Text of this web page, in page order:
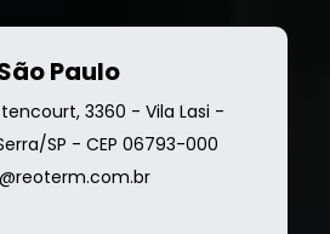
Paulo
3360 - Vila Lasi -
SP - CEP 06793-000